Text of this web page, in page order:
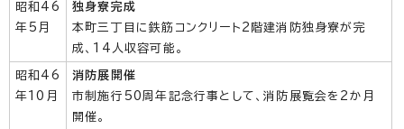
昭和46
年5月
独身寮完成
本町三丁目に鉄筋コンクリート2階建消防独身寮が完
成、14人収容可能。
昭和46
年10月
消防展開催
市制施行50周年記念行事として、消防展覧会を2か月
開催。